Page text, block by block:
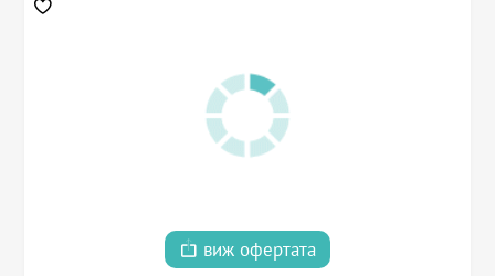
виж офертата